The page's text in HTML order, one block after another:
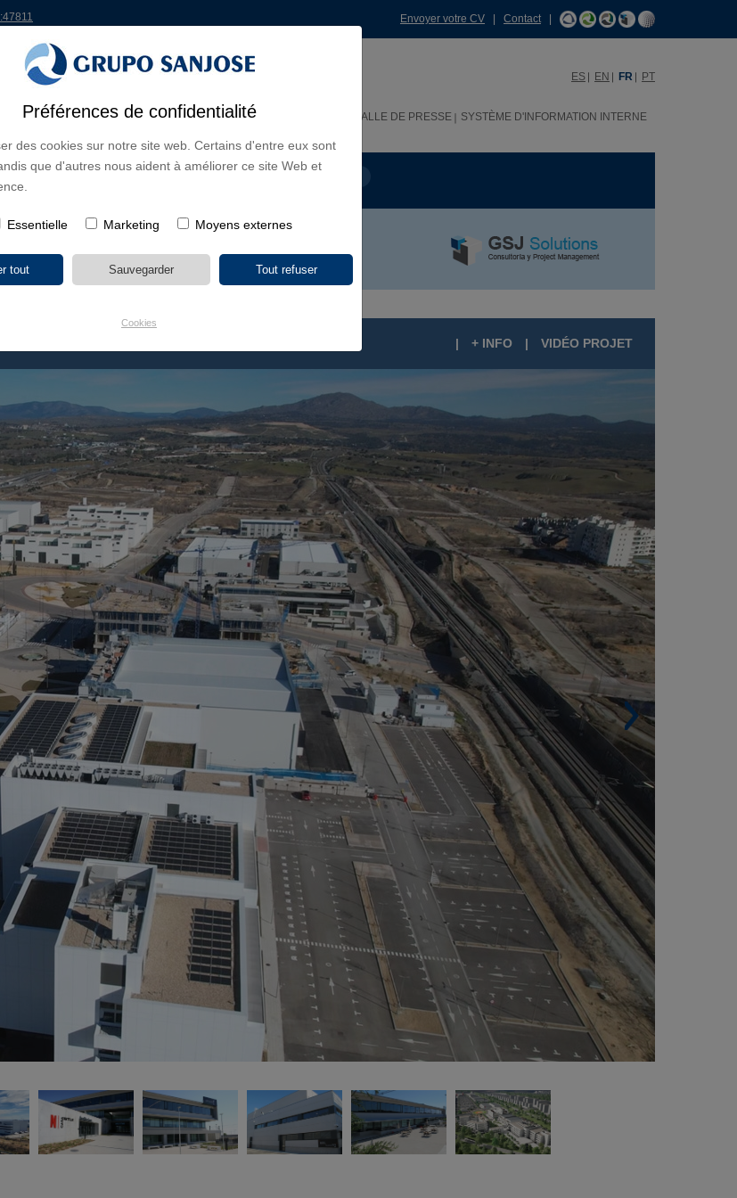
Préférences de confidentialité
des cookies sur notre site web. Certains d'entre eux sont
que d'autres nous aident à améliorer ce site Web et
Essentielle Marketing Moyens externes
Cookies
Envoyer votre CV Contact|
ES EN FR PT
ACTIONNAIRES ET INVESTISSEURS INNOVATION SALLE DE PRESSE SYSTÈME D'INFORMATION INTERNE
CONTINENTS
| + INFO | VIDÉO PROJET
MADRID CONTENT CITY (ESPAGNE)
> Surface construite. 72 526 m².
> Bâtiments. 17.
> Auditorium. 260 places.
> Architecte. Pelayo García Costales, Santiago
Cifuentes Barrio, Ana del Valle Santos, Carlos
Rubio Carvajal et C23 Arquitectos.
La Ville de Télé est née avec la vocation de
devenir un point de référence pour l’industrie
audiovisuelle. Sur son terrain de presque 22 000
m² est réparti un projet centré principalement sur
deux bâtiments destinés à abriter cinq plateaux,
un bâtiment d’entreprise et divers espaces de
soutien :
- Deux bâtiments de grand volume abritant
respectivement deux et trois plateaux
d’enregistrement (d’environ 1 200 m² chacun) et
reliés par un espace de restauration. Toutes
disposent de leur propre espace de production et
de post-production, ainsi que d’espaces pour les
décors, les loges, les vestiaires, les bureaux et
une surface destinée aux entrepôts, ce qui
permettra à chacun d’entre eux de fonctionner de
manière autonome.
- Le nouveau siège social du Groupe Secuoya
est un bâtiment moderne de quatre étages d’une
surface bâtie de 900 m², situé au sud de la
parcelle, face à laquelle il ouvre tous ses espaces
de travail.
- Les installations sont complétées par un grand
parking, un quai de chargement, divers
entrepôts, des locaux pour la réparation et la